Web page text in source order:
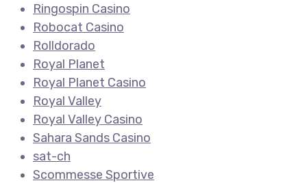
Ringospin Casino
Robocat Casino
Rolldorado
Royal Planet
Royal Planet Casino
Royal Valley
Royal Valley Casino
Sahara Sands Casino
sat-ch
Scommesse Sportive